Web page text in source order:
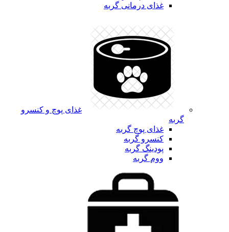
غذای درمانی گربه
غذای پوچ و کنسرو
گربه
غذای پوچ گربه
کنسرو گربه
پودینگ گربه
ووم گربه